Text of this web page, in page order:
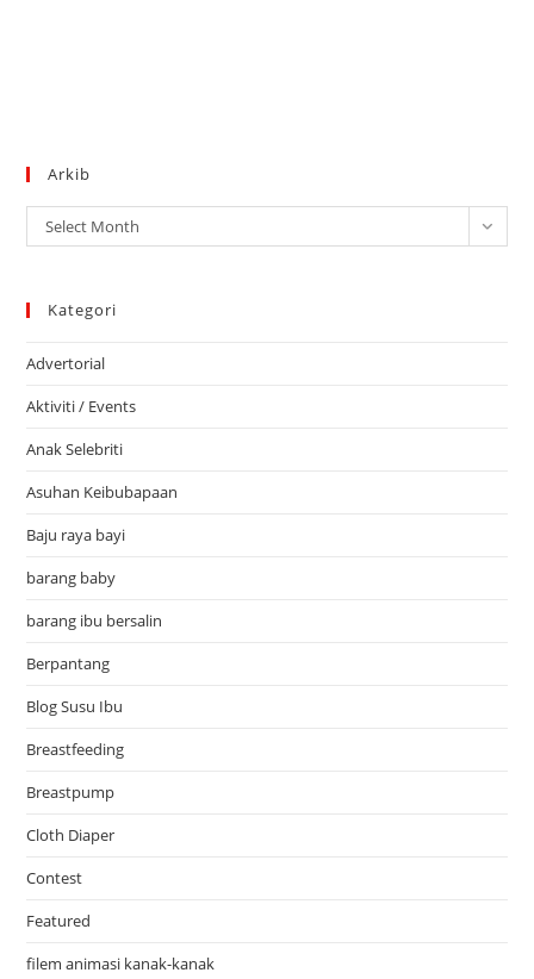
Arkib
Arkib
Select Month
Kategori
Advertorial
Aktiviti / Events
Anak Selebriti
Asuhan Keibubapaan
Baju raya bayi
barang baby
barang ibu bersalin
Berpantang
Blog Susu Ibu
Breastfeeding
Breastpump
Cloth Diaper
Contest
Featured
filem animasi kanak-kanak